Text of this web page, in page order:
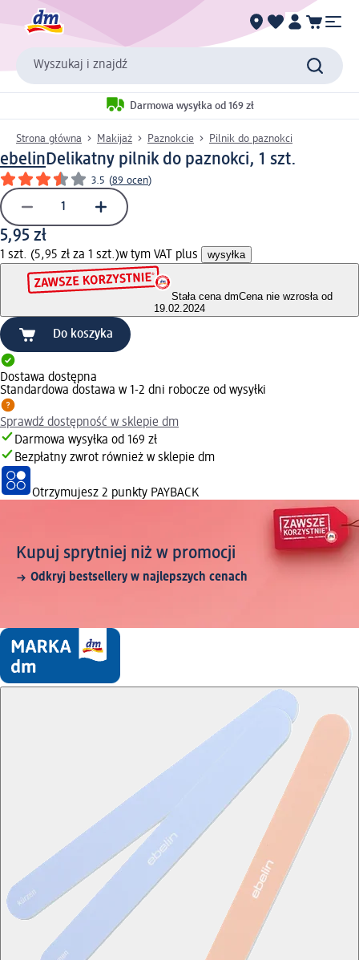
Wyszukaj i znajdź
Darmowa wysyłka od 169 zł
Strona główna Makijaż Paznokcie Pilnik do paznokci
ebelinDelikatny pilnik do paznokci, 1 szt.
3.5 (89 ocen)
5,95 zł
1 szt. (5,95 zł za 1 szt.)w tym VAT plus wysyłka
Stała cena dmCena nie wzrosła od
19.02.2024
Do koszyka
Dostawa dostępna
Standardowa dostawa w 1-2 dni robocze od wysyłki
Sprawdź dostępność w sklepie dm
Darmowa wysyłka od 169 zł
Bezpłatny zwrot również w sklepie dm
Otrzymujesz 2 punkty PAYBACK
Kupuj sprytniej niż w promocji
Odkryj bestsellery w najlepszych cenach